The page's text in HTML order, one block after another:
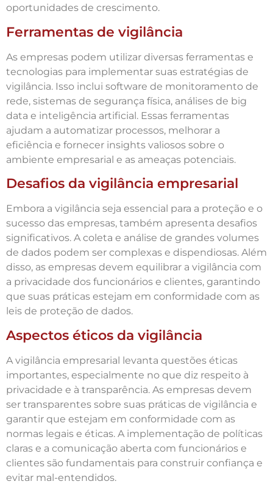
oportunidades de crescimento.
Ferramentas de vigilância
As empresas podem utilizar diversas ferramentas e
tecnologias para implementar suas estratégias de
vigilância. Isso inclui software de monitoramento de
rede, sistemas de segurança física, análises de big
data e inteligência artificial. Essas ferramentas
ajudam a automatizar processos, melhorar a
eficiência e fornecer insights valiosos sobre o
ambiente empresarial e as ameaças potenciais.
Desafios da vigilância empresarial
Embora a vigilância seja essencial para a proteção e o
sucesso das empresas, também apresenta desafios
significativos. A coleta e análise de grandes volumes
de dados podem ser complexas e dispendiosas. Além
disso, as empresas devem equilibrar a vigilância com
a privacidade dos funcionários e clientes, garantindo
que suas práticas estejam em conformidade com as
leis de proteção de dados.
Aspectos éticos da vigilância
A vigilância empresarial levanta questões éticas
importantes, especialmente no que diz respeito à
privacidade e à transparência. As empresas devem
ser transparentes sobre suas práticas de vigilância e
garantir que estejam em conformidade com as
normas legais e éticas. A implementação de políticas
claras e a comunicação aberta com funcionários e
clientes são fundamentais para construir confiança e
evitar mal-entendidos.